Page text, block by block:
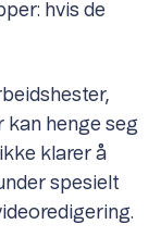
hvis de
kan henge seg
klarer å
spesielt